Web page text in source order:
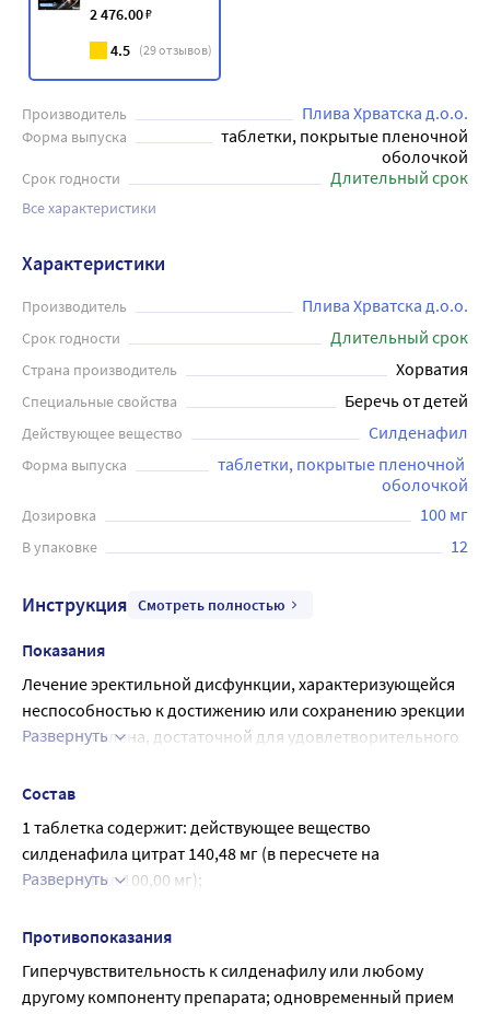
2 476.00₽
4.5 (29отзывов)
Производитель Плива Хрватска д.о.о.
Форма выпуска
таблетки, покрытые пленочной
оболочкой
Срок годности Длительный срок
Все характеристики
Характеристики
Производитель Плива Хрватска д.о.о.
Срок годности Длительный срок
Страна производитель Хорватия
Специальные свойства Беречь от детей
Действующее вещество Силденафил
Форма выпуска
таблетки, покрытые пленочной
оболочкой
Дозировка 100 мг
В упаковке 12
Инструкция Смотреть полностью
Показания
Лечение эректильной дисфункции, характеризующейся
неспособностью к достижению или сохранению эрекции
полового члена, достаточной для удовлетворительного
Эффективен только при сексуальной стимуляции.
Если улучшение не наступило или Вы чувствуете
ухудшение, необходимо обратиться к врачу.
Развернуть
Состав
1 таблетка содержит: действующее вещество
силденафила цитрат 140,48 мг (в пересчете на
силденафил 100,00 мг);
микрокристаллическая (PH 101) 411,52 мг;
(гидроксипропилцеллюлоза) 18,00 мг; кремния диоксид
Развернуть
Противопоказания
Гиперчувствительность к силденафилу или любому
другому компоненту препарата; одновременный прием